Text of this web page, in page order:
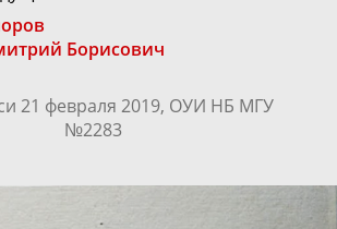
Борисович
21 февраля 2019, ОУИ НБ МГУ
№2283